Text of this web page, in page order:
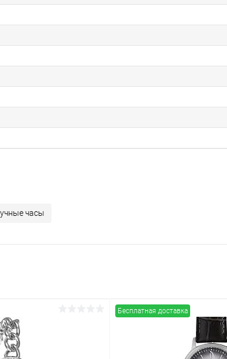
часы
Бесплатная доставка